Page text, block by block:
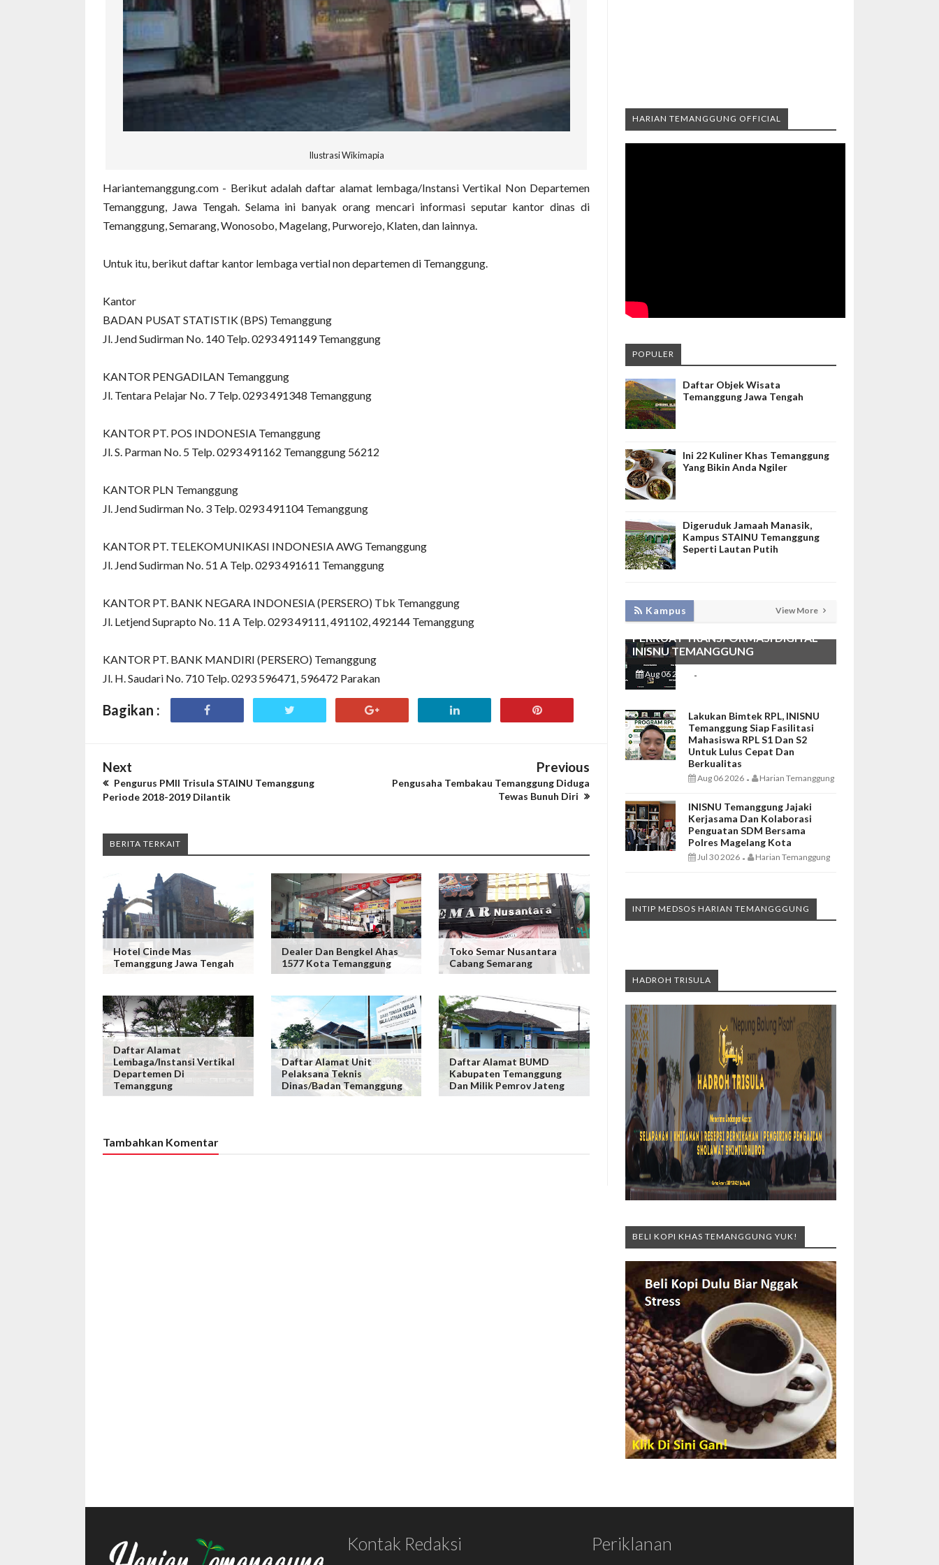
Ilustrasi Wikimapia
Hariantemanggung.com - Berikut adalah daftar alamat lembaga/Instansi Vertikal Non Departemen
Temanggung, Jawa Tengah. Selama ini banyak orang mencari informasi seputar kantor dinas di
Temanggung, Semarang, Wonosobo, Magelang, Purworejo, Klaten, dan lainnya.
Untuk itu, berikut daftar kantor lembaga vertial non departemen di Temanggung.
Kantor
BADAN PUSAT STATISTIK (BPS) Temanggung
Jl. Jend Sudirman No. 140 Telp. 0293 491149 Temanggung
KANTOR PENGADILAN Temanggung
Jl. Tentara Pelajar No. 7 Telp. 0293 491348 Temanggung
KANTOR PT. POS INDONESIA Temanggung
Jl. S. Parman No. 5 Telp. 0293 491162 Temanggung 56212
KANTOR PLN Temanggung
Jl. Jend Sudirman No. 3 Telp. 0293 491104 Temanggung
KANTOR PT. TELEKOMUNIKASI INDONESIA AWG Temanggung
Jl. Jend Sudirman No. 51 A Telp. 0293 491611 Temanggung
KANTOR PT. BANK NEGARA INDONESIA (PERSERO) Tbk Temanggung
Jl. Letjend Suprapto No. 11 A Telp. 0293 49111, 491102, 492144 Temanggung
KANTOR PT. BANK MANDIRI (PERSERO) Temanggung
Jl. H. Saudari No. 710 Telp. 0293 596471, 596472 Parakan
Bagikan :
Next
Pengurus PMII Trisula STAINU Temanggung
Periode 2018-2019 Dilantik
Previous
Pengusaha Tembakau Temanggung Diduga
Tewas Bunuh Diri
BERITA TERKAIT
Hotel Cinde Mas
Temanggung Jawa Tengah
Dealer Dan Bengkel Ahas
1577 Kota Temanggung
Toko Semar Nusantara
Cabang Semarang
Daftar Alamat
Lembaga/Instansi Vertikal
Departemen Di
Temanggung
Daftar Alamat Unit
Pelaksana Teknis
Dinas/Badan Temanggung
Daftar Alamat BUMD
Kabupaten Temanggung
Dan Milik Pemrov Jateng
Tambahkan Komentar
HARIAN TEMANGGUNG OFFICIAL
POPULER
Daftar Objek Wisata
Temanggung Jawa Tengah
Ini 22 Kuliner Khas Temanggung
Yang Bikin Anda Ngiler
Digeruduk Jamaah Manasik,
Kampus STAINU Temanggung
Seperti Lautan Putih
Kampus View More
KEMBANGKAN SIM LAYANAN,
HADIRKAN TIM SEVIMA UNTUK
PERKUAT TRANSFORMASI DIGITAL
INISNU TEMANGGUNG
Aug 06 2026 -
Lakukan Bimtek RPL, INISNU
Temanggung Siap Fasilitasi
Mahasiswa RPL S1 Dan S2
Untuk Lulus Cepat Dan
Berkualitas
Aug 06 2026 - Harian Temanggung
INISNU Temanggung Jajaki
Kerjasama Dan Kolaborasi
Penguatan SDM Bersama
Polres Magelang Kota
Jul 30 2026 - Harian Temanggung
INTIP MEDSOS HARIAN TEMANGGGUNG
HADROH TRISULA
BELI KOPI KHAS TEMANGGUNG YUK!
Kontak Redaksi Periklanan